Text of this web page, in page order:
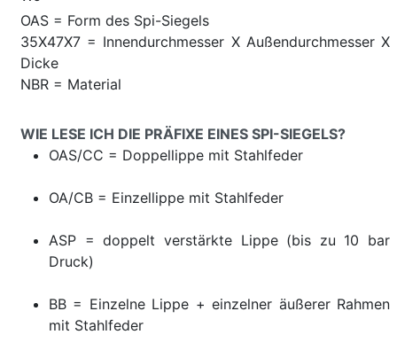
OAS = Form des Spi-Siegels
35X47X7 = Innendurchmesser X Außendurchmesser X
Dicke
NBR = Material
WIE LESE ICH DIE PRÄFIXE EINES SPI-SIEGELS?
OAS/CC = Doppellippe mit Stahlfeder
OA/CB = Einzellippe mit Stahlfeder
ASP = doppelt verstärkte Lippe (bis zu 10 bar
Druck)
BB = Einzelne Lippe + einzelner äußerer Rahmen
mit Stahlfeder